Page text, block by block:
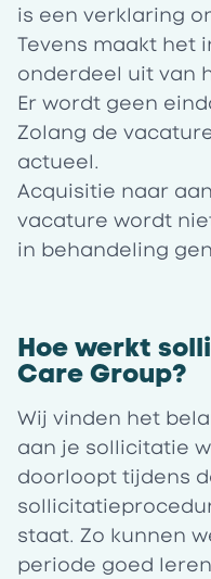
is een verklaring
Tevens maakt het
onderdeel uit van
Er wordt geen
Zolang de
actueel.
Acquisitie naar
vacature wordt
in behandeling
Hoe werkt
Care Group?
Wij vinden het
aan je sollicitatie
doorloopt tijdens
staat. Zo kunnen
periode goed